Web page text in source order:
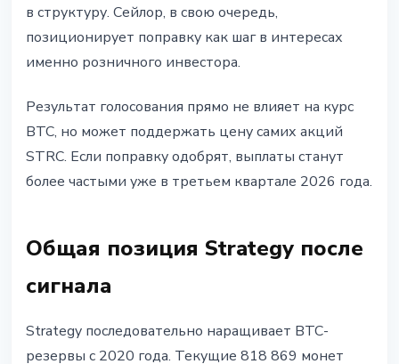
в структуру. Сейлор, в свою очередь,
позиционирует поправку как шаг в интересах
именно розничного инвестора.
Результат голосования прямо не влияет на курс
BTC, но может поддержать цену самих акций
STRC. Если поправку одобрят, выплаты станут
более частыми уже в третьем квартале 2026 года.
Общая позиция Strategy после
сигнала
Strategy последовательно наращивает BTC-
резервы с 2020 года. Текущие 818 869 монет